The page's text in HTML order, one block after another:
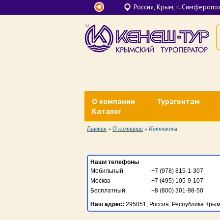
Россия, Крым, г.
О компании
Контакты
Финансовые гарантии
Наши партнеры
Турагентам
Документы для
Вебинары Кенеш-Тур
Каталог
Лечение в Крыму
Отели все включено в Крыму
Недорогой отдых в Крыму у моря
Отели в Крыму на первой линии
Главная »О компании » Контакты
Наши телефоны
Мобильный
+7 (978) 815-1-307
Москва
+7 (495) 105-9-107
Бесплатный
+8 (800) 301-98-50
Наш адрес: 295051, Россия, Республика